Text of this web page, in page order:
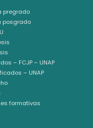
pregrado
posgrado
– FCJP – UNAP
– UNAP
formativas